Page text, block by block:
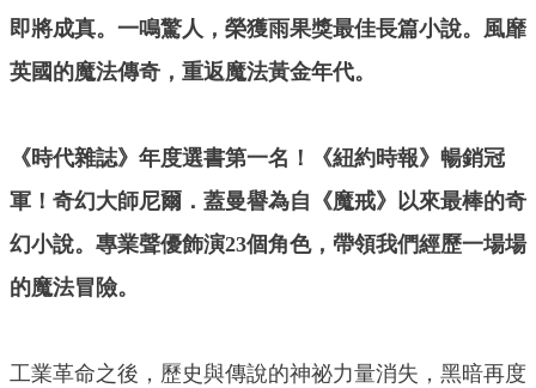
即將成真。一鳴驚人，榮獲雨果獎最佳長篇小說。風靡
英國的魔法傳奇，重返魔法黃金年代。
《時代雜誌》年度選書第一名！《紐約時報》暢銷冠
軍！奇幻大師尼爾．蓋曼譽為自《魔戒》以來最棒的奇
幻小說。專業聲優飾演23個角色，帶領我們經歷一場場
的魔法冒險。
工業革命之後，歷史與傳說的神祕力量消失，黑暗再度